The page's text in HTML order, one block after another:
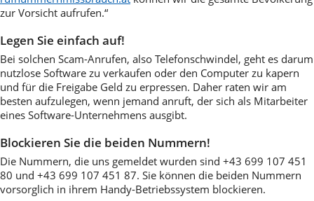
zur Vorsicht aufrufen.“
Legen Sie einfach auf!
Bei solchen Scam-Anrufen, also Telefonschwindel, geht es darum
nutzlose Software zu verkaufen oder den Computer zu kapern
und für die Freigabe Geld zu erpressen. Daher raten wir am
besten aufzulegen, wenn jemand anruft, der sich als Mitarbeiter
eines Software-Unternehmens ausgibt.
Blockieren Sie die beiden Nummern!
Die Nummern, die uns gemeldet wurden sind +43 699 107 451
80 und +43 699 107 451 87. Sie können die beiden Nummern
vorsorglich in ihrem Handy-Betriebssystem blockieren.